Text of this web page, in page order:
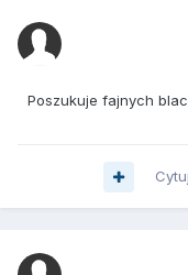
Poszukuje fajnych
Cytuj